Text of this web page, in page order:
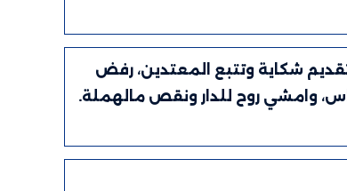
شكاية وتتبع المعتدين، رفض
وامشي روح للدار ونقص مالهملة.